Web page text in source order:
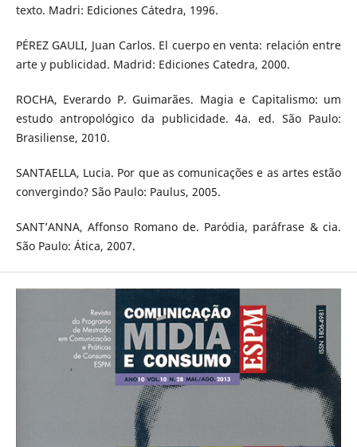
texto. Madri: Ediciones Cátedra, 1996.
PÉREZ GAULI, Juan Carlos. El cuerpo en venta: relación entre
arte y publicidad. Madrid: Ediciones Catedra, 2000.
ROCHA, Everardo P. Guimarães. Magia e Capitalismo: um
estudo antropológico da publicidade. 4a. ed. São Paulo:
Brasiliense, 2010.
SANTAELLA, Lucia. Por que as comunicações e as artes estão
convergindo? São Paulo: Paulus, 2005.
SANT’ANNA, Affonso Romano de. Paródia, paráfrase & cia.
São Paulo: Ática, 2007.